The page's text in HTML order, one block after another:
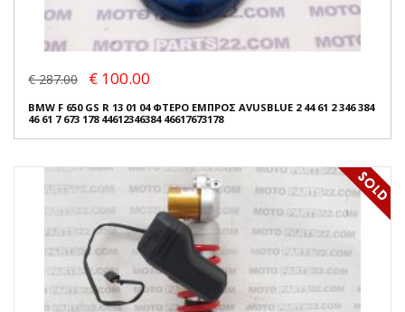
€ 287.00 € 100.00
BMW F 650 GS R 13 01 04 ΦΤΕΡΟ ΕΜΠΡΟΣ AVUSBLUE 2 44 61 2 346 384
46 61 7 673 178 44612346384 46617673178